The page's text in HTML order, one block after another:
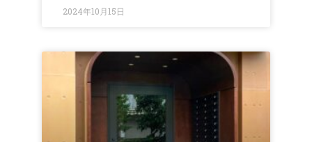
2024年10月15日